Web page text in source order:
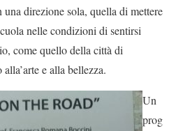
direzione sola, quella di mettere
nelle condizioni di sentirsi
come quello della città di
e alla bellezza.
Un
prog